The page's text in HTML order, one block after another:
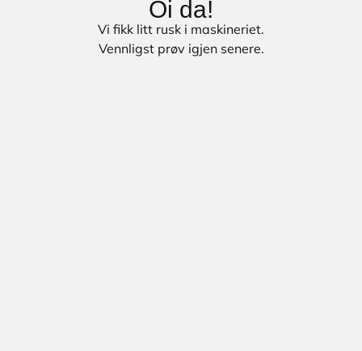
Oi da!
Vi fikk litt rusk i maskineriet.
Vennligst prøv igjen senere.